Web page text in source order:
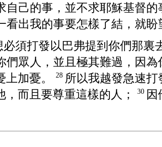
自己的事，並不求耶穌基督的
看出我的事要怎樣了結，就盼
須打發以巴弗提到你們那裏
們眾人，並且極其難過，因為
上加憂。
28 所以我越發急速
，而且要尊重這樣的人；
30 因